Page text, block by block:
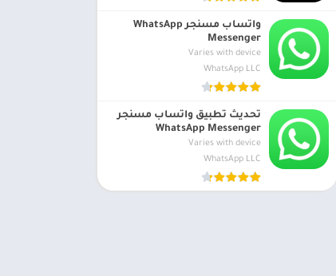
واتساب مسنجر WhatsApp
Messenger
Varies with device
WhatsApp LLC
تحديث تطبيق واتساب مسنجر
WhatsApp Messenger
Varies with device
WhatsApp LLC